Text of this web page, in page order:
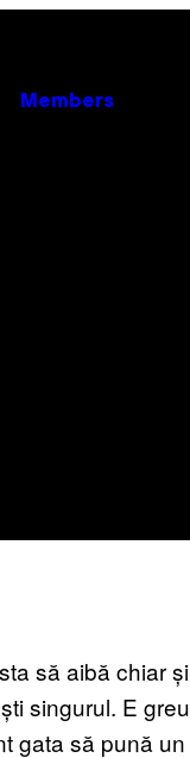
Members
să aibă chiar și
singurul. E greu
gata să pună un